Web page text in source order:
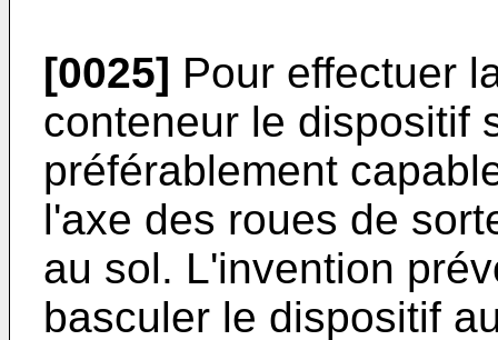
[0025] Pour effectuer
conteneur le dispositif
préférablement
l'axe des roues de
au sol. L'invention
basculer le dispositif